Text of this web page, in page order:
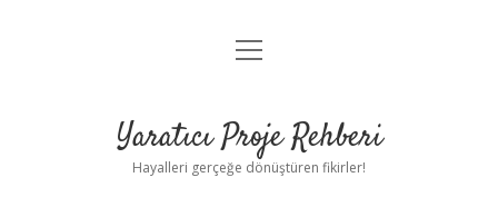
Anasayfa
Yasal Uyarı
menüyü
Yaratıcı Proje Rehberi
Hayalleri gerçeğe dönüştüren fikirler!